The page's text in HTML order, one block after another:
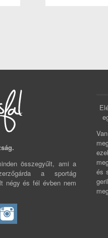
összegyűlt, ami a
a sportág
négy és fél évben nem
és